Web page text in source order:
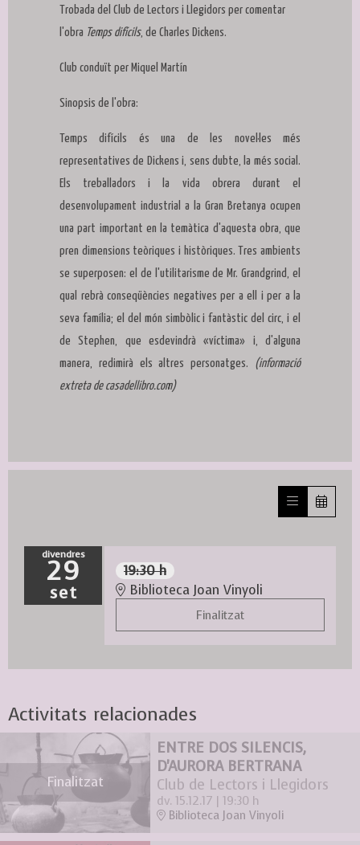
Trobada del Club de Lectors i Llegidors per comentar
l'obra Temps difícils, de Charles Dickens.
Club conduït per Miquel Martín
Sinopsis de l'obra:
Temps difícils és una de les novel·les més
representatives de Dickens i, sens dubte, la més social.
Els treballadors i la vida obrera durant el
desenvolupament industrial a la Gran Bretanya ocupen
una part important en la temàtica d'aquesta obra, que
pren dimensions teòriques i històriques. Tres ambients
se superposen: el de l'utilitarisme de Mr. Grandgrind, el
qual rebrà conseqüències negatives per a ell i per a la
seva família; el del món simbòlic i fantàstic del circ, i el
de Stephen, que esdevindrà «víctima» i, d'alguna
manera, redimirà els altres personatges. (informació
extreta de casadellibro.com)
divendres
29
set
19:30 h
Biblioteca Joan Vinyoli
Finalitzat
Activitats relacionades
Finalitzat
ENTRE DOS SILENCIS,
D'AURORA BERTRANA
Club de Lectors i Llegidors
dv. 15.12.17 | 19:30 h
Biblioteca Joan Vinyoli